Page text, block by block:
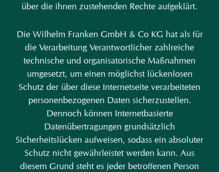
über die ihnen zustehenden Rechte aufgeklärt.
Die Wilhelm Franken GmbH & Co KG hat als für
die Verarbeitung Verantwortlicher zahlreiche
technische und organisatorische Maßnahmen
umgesetzt, um einen möglichst lückenlosen
Schutz der über diese Internetseite verarbeiteten
personenbezogenen Daten sicherzustellen.
Dennoch können Internetbasierte
Datenübertragungen grundsätzlich
Sicherheitslücken aufweisen, sodass ein absoluter
Schutz nicht gewährleistet werden kann. Aus
diesem Grund steht es jeder betroffenen Person